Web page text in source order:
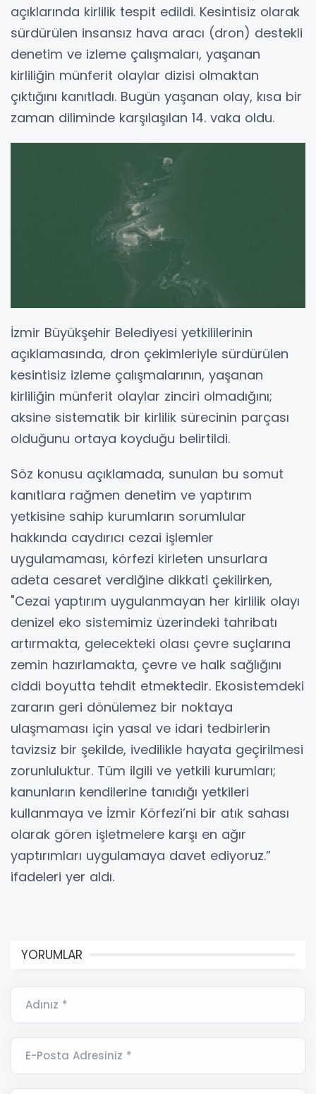
açıklarında kirlilik tespit edildi. Kesintisiz olarak
sürdürülen insansız hava aracı (dron) destekli
denetim ve izleme çalışmaları, yaşanan
kirliliğin münferit olaylar dizisi olmaktan
çıktığını kanıtladı. Bugün yaşanan olay, kısa bir
zaman diliminde karşılaşılan 14. vaka oldu.
İzmir Büyükşehir Belediyesi yetkililerinin
açıklamasında, dron çekimleriyle sürdürülen
kesintisiz izleme çalışmalarının, yaşanan
kirliliğin münferit olaylar zinciri olmadığını;
aksine sistematik bir kirlilik sürecinin parçası
olduğunu ortaya koyduğu belirtildi.
Söz konusu açıklamada, sunulan bu somut
kanıtlara rağmen denetim ve yaptırım
yetkisine sahip kurumların sorumlular
hakkında caydırıcı cezai işlemler
uygulamaması, körfezi kirleten unsurlara
adeta cesaret verdiğine dikkati çekilirken,
"Cezai yaptırım uygulanmayan her kirlilik olayı
denizel eko sistemimiz üzerindeki tahribatı
artırmakta, gelecekteki olası çevre suçlarına
zemin hazırlamakta, çevre ve halk sağlığını
ciddi boyutta tehdit etmektedir. Ekosistemdeki
zararın geri dönülemez bir noktaya
ulaşmaması için yasal ve idari tedbirlerin
tavizsiz bir şekilde, ivedilikle hayata geçirilmesi
zorunluluktur. Tüm ilgili ve yetkili kurumları;
kanunların kendilerine tanıdığı yetkileri
kullanmaya ve İzmir Körfezi’ni bir atık sahası
olarak gören işletmelere karşı en ağır
yaptırımları uygulamaya davet ediyoruz.”
ifadeleri yer aldı.
YORUMLAR
Adınız *
E-Posta Adresiniz *